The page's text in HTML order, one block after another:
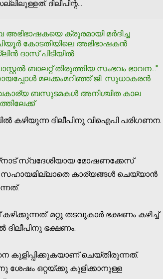
ദിലീപിന്റ...
ക്രൂരമായി മര്‍ദിച്ച
കോടതിയിലെ അഭിഭാഷകന്‍
ദാസ് പിടിയില്‍
ബാലറ്റ് തിരുത്തിയ സംഭവം ഭാവന...''
മലക്കംമറിഞ്ഞ് ജി. സുധാകരന്‍
ബസുടമകള്‍ അനിശ്ചിത കാല
കഴിയുന്ന ദിലീപിനു വിഐപി പരിഗണന.
സ്വദേശിയായ മോഷണക്കേസ്
സഹായമില്ലാതെ കാര്യങ്ങള്‍ ചെയ്യാന്‍
മറ്റു തടവുകാര്‍ ഭക്ഷണം കഴിച്ച്
ഭക്ഷണം.
കുളിപ്പിക്കുകയാണ് ചെയ്തിരുന്നത്.
ശേഷം ഒറ്റയ്ക്കു കുളിക്കാനുള്ള